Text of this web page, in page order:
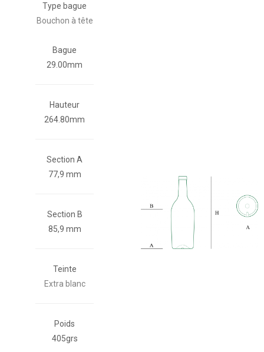
Type bague
Bouchon à tête
Bague
29.00mm
Hauteur
264.80mm
Section A
77,9 mm
Section B
85,9 mm
Teinte
Extra blanc
Poids
405grs